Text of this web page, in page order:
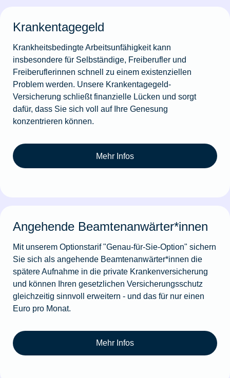
Krankentagegeld
Krankheitsbedingte Arbeitsunfähigkeit kann
insbesondere für Selbständige, Freiberufler und
Freiberuflerinnen schnell zu einem existenziellen
Problem werden. Unsere Krankentagegeld-
Versicherung schließt finanzielle Lücken und sorgt
dafür, dass Sie sich voll auf Ihre Genesung
konzentrieren können.
Mehr Infos
Angehende Beamtenanwärter*innen
Mit unserem Optionstarif "Genau-für-Sie-Option" sichern
Sie sich als angehende Beamtenanwärter*innen die
spätere Aufnahme in die private Krankenversicherung
und können Ihren gesetzlichen Versicherungsschutz
gleichzeitig sinnvoll erweitern - und das für nur einen
Euro pro Monat.
Mehr Infos